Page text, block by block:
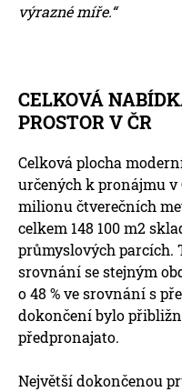
výrazné míře.“
CELKOVÁ
PROSTOR V ČR
Celková plocha
určených k pronájmu v
milionu čtverečních
celkem 148 100 m2
průmyslových parcích.
srovnání se stejným
o 48 % ve srovnání s
dokončení bylo
předpronajato.
Největší dokončenou